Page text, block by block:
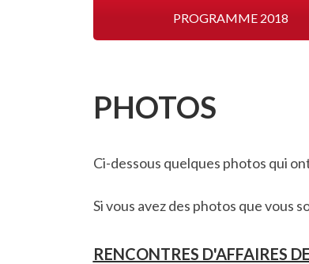
PROGRAMME 2018
PHOTOS
Ci-dessous quelques photos qui
Si vous avez des photos que vous
RENCONTRES D'AFFAIRES